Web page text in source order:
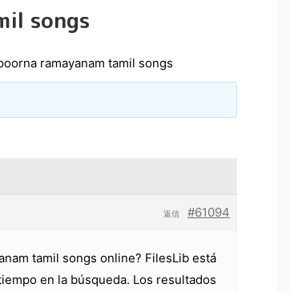
songs
ramayanam tamil songs
#61094
返信
tamil songs online? FilesLib está
en la búsqueda. Los resultados